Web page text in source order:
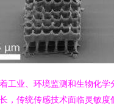
工业、环境监测和生物化
，传统传感技术面临灵敏